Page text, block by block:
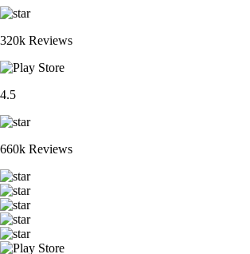
320k Reviews
4.5
660k Reviews